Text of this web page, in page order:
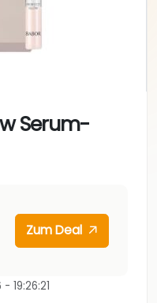
Serum-
Zum Deal
19:26:21